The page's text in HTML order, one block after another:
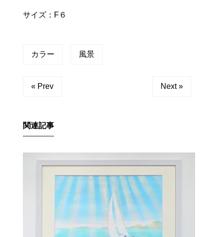
サイズ：F６
カラー 風景
« Prev Next »
関連記事